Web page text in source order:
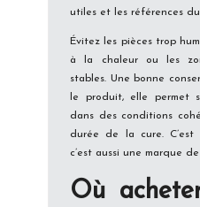
utiles et les références
Évitez les pièces trop
à la chaleur ou les
stables. Une bonne
le produit, elle permet
dans des conditions
durée de la cure.
c’est aussi une marque
Où